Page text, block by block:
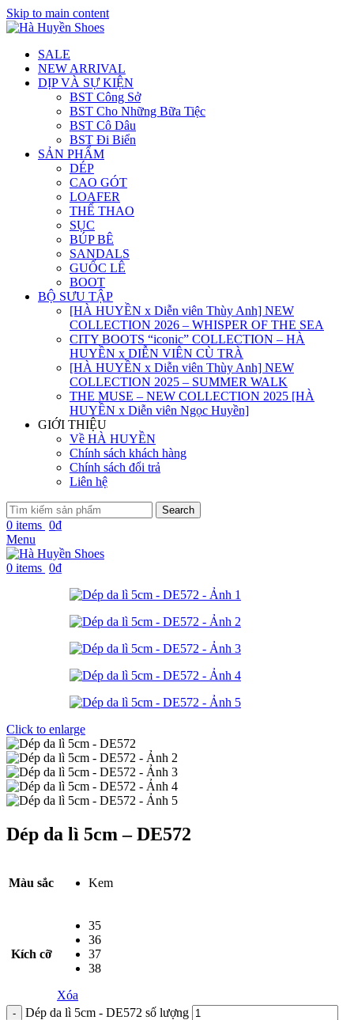
Skip to main content
SALE
NEW ARRIVAL
DỊP VÀ SỰ KIỆN
BST Công Sở
BST Cho Những Bữa Tiệc
BST Cô Dâu
BST Đi Biển
SẢN PHẨM
DÉP
CAO GÓT
LOAFER
THỂ THAO
SỤC
BÚP BÊ
SANDALS
GUỐC LÊ
BOOT
BỘ SƯU TẬP
[HÀ HUYỀN x Diễn viên Thùy Anh] NEW
COLLECTION 2026 – WHISPER OF THE SEA
CITY BOOTS “iconic” COLLECTION – HÀ
HUYỀN x DIỄN VIÊN CÙ TRÀ
[HÀ HUYỀN x Diễn viên Thùy Anh] NEW
COLLECTION 2025 – SUMMER WALK
THE MUSE – NEW COLLECTION 2025 [HÀ
HUYỀN x Diễn viên Ngọc Huyền]
GIỚI THIỆU
Về HÀ HUYỀN
Chính sách khách hàng
Chính sách đổi trả
Liên hệ
Search
0 items 0₫
Menu
0 items 0₫
Click to enlarge
Dép da lì 5cm – DE572
Màu sắc Kem
Kích cỡ
35
36
37
38
Xóa
Dép da lì 5cm - DE572 số lượng